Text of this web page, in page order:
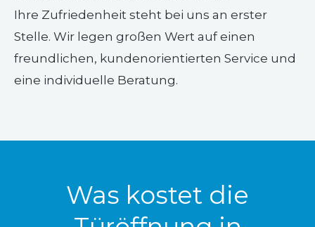
Ihre Zufriedenheit steht bei uns an erster
Stelle. Wir legen großen Wert auf einen
freundlichen, kundenorientierten Service und
eine individuelle Beratung.
Was kostet die